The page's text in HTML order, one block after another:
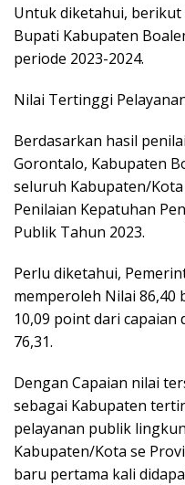
Untuk diketahui,
Bupati Kabupaten
periode 2023-2024.
Nilai Tertinggi
Berdasarkan hasil
Gorontalo, Kabupaten
seluruh Kabupaten/
Penilaian Kepatuhan
Publik Tahun 2023.
Perlu diketahui,
memperoleh Nilai 86,40
10,09 point dari
76,31.
Dengan Capaian nilai
sebagai Kabupaten
pelayanan publik
Kabupaten/Kota se
baru pertama kali